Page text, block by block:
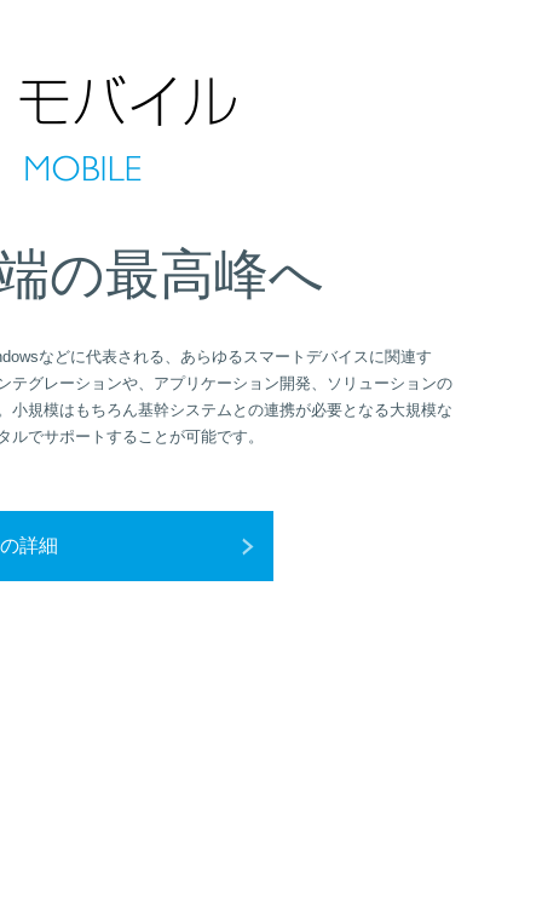
の最高峰へ
などに代表される、あらゆるスマートデバイスに関連す
テグレーションや、アプリケーション開発、ソリューションの
小規模はもちろん基幹システムとの連携が必要となる大規模な
ルでサポートすることが可能です。
詳細